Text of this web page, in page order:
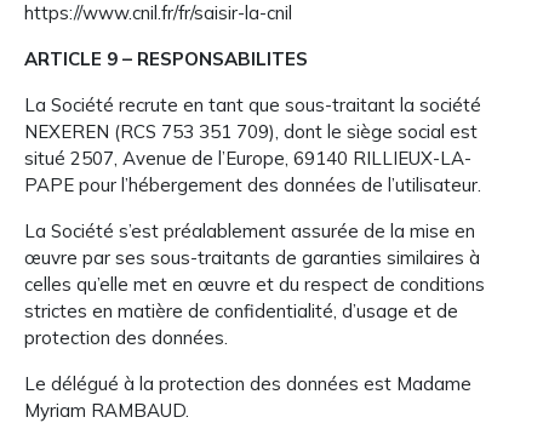
https://www.cnil.fr/fr/saisir-la-cnil
ARTICLE 9 – RESPONSABILITES
La Société recrute en tant que sous-traitant la société
NEXEREN (RCS 753 351 709), dont le siège social est
situé 2507, Avenue de l’Europe, 69140 RILLIEUX-LA-
PAPE pour l’hébergement des données de l’utilisateur.
La Société s’est préalablement assurée de la mise en
œuvre par ses sous-traitants de garanties similaires à
celles qu’elle met en œuvre et du respect de conditions
strictes en matière de confidentialité, d’usage et de
protection des données.
Le délégué à la protection des données est Madame
Myriam RAMBAUD.